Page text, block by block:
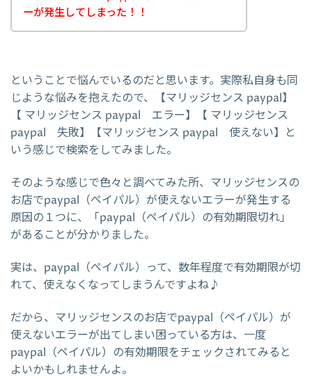
ーが発生してしまった！！
ということで悩んでいるのだと思います。実際私自身も同
じような悩みを抱えたので、【マリッジセンス paypal】
【 マリッジセンス paypal エラー】【 マリッジセンス
paypal 失敗】【マリッジセンス paypal 使えない】と
いう感じで検索をしてみました。
そのような感じで色々と調べてみた所、マリッジセンスの
お店でpaypal（ペイパル）が使えないエラーが発生する
原因の１つに、「paypal（ペイパル）の有効期限切れ」
があることが分かりました。
実は、paypal（ペイパル）って、数年程度で有効期限が切
れて、使えなくなってしまうんですよね♪
だから、マリッジセンスのお店でpaypal（ペイパル）が
使えないエラーが出てしまい困っている方は、一度
paypal（ペイパル）の有効期限をチェックされてみると
よいかもしれませんよ。